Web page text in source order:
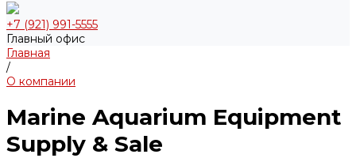
+7 (921) 991-5555
Главный офис
Главная
/
О компании
Marine Aquarium Equipment
Supply & Sale